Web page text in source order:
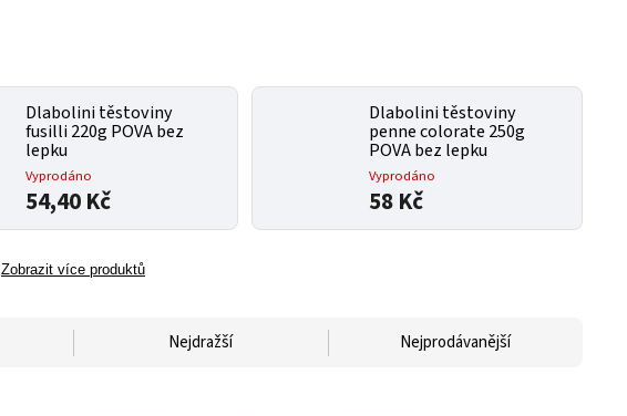
Dlabolini těstoviny
fusilli 220g POVA bez
lepku
Vyprodáno
54,40 Kč
Dlabolini těstoviny
penne colorate 250g
POVA bez lepku
Vyprodáno
58 Kč
Zobrazit více produktů
Nejdražší Nejprodávanější